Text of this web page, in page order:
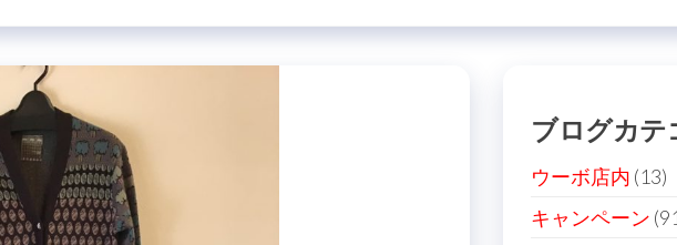
ブログカテ
ウーボ店内 (13)
キャンペーン